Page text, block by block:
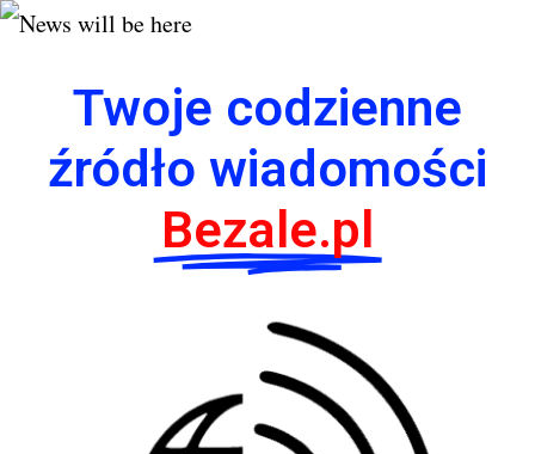
Twoje codzienne
źródło wiadomości
Bezale.pl